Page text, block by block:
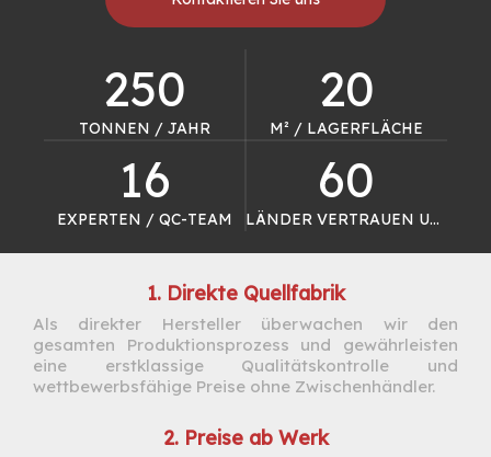
250
TONNEN / JAHR
20
M² / LAGERFLÄCHE
16
EXPERTEN / QC-TEAM
60
LÄNDER VERTRAUEN UNS
1. Direkte Quellfabrik
Als direkter Hersteller überwachen wir den
gesamten Produktionsprozess und gewährleisten
eine erstklassige Qualitätskontrolle und
wettbewerbsfähige Preise ohne Zwischenhändler.
2. Preise ab Werk